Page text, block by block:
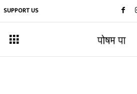
SUPPORT US